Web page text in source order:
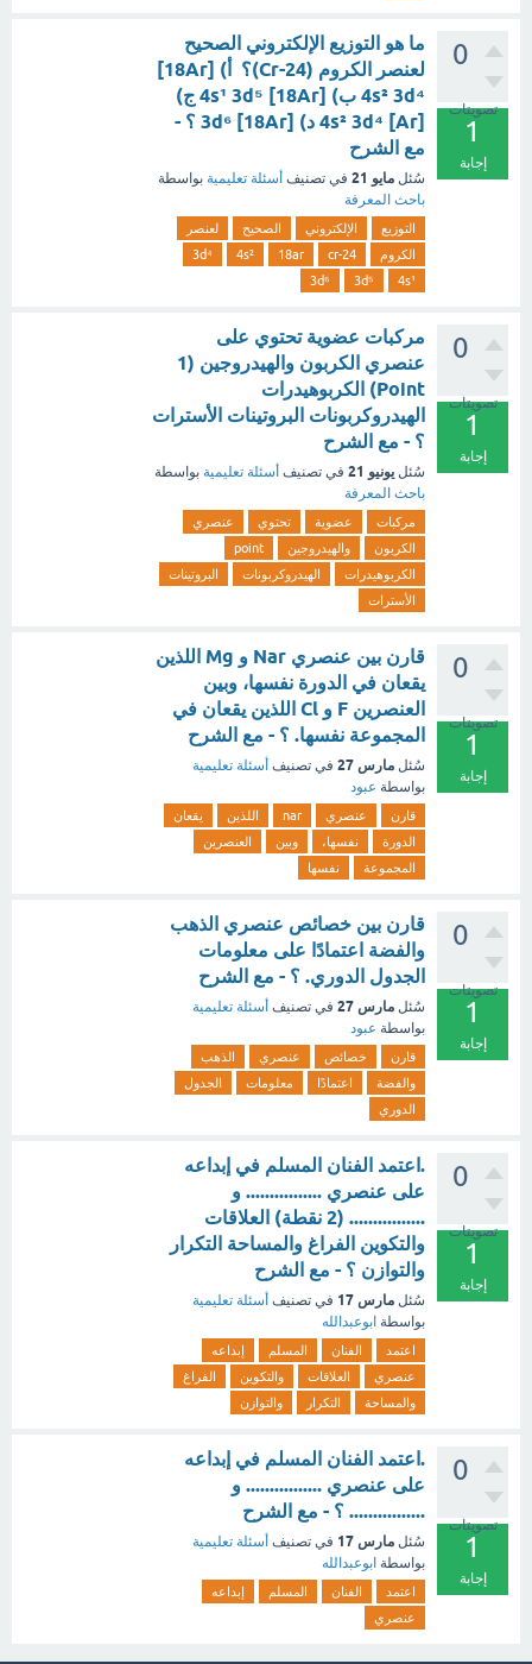
0
تصويتات
1
إجابة
ما هو التوزيع الإلكتروني الصحيح
لعنصر الكروم (Cr-24)؟ أ) [18Ar]
4s² 3d⁴ ب) [18Ar] 4s¹ 3d⁵ ج)
[Ar] 4s² 3d⁴ د) [18Ar] 3d⁶ ؟ -
مع الشرح
سُئل مايو 21 في تصنيف أسئلة تعليمية بواسطة
باحث المعرفة
التوزيع الإلكتروني الصحيح
لعنصر
الكروم
cr-24
18ar
4s²
3d⁴
4s¹
3d⁵
3d⁶
0
تصويتات
1
إجابة
مركبات عضوية تحتوي على
عنصري الكربون والهيدروجين (1
Point) الكربوهيدرات
الهيدروكربونات البروتينات الأسترات
؟ - مع الشرح
سُئل يونيو 21 في تصنيف أسئلة تعليمية بواسطة
باحث المعرفة
مركبات عضوية تحتوي
عنصري
الكربون
والهيدروجين
point
الكربوهيدرات
الهيدروكربونات
البروتينات
الأسترات
0
تصويتات
1
إجابة
قارن بين عنصري Nar و Mg اللذين
يقعان في الدورة نفسها، وبين
العنصرين F و Cl اللذين يقعان في
المجموعة نفسها. ؟ - مع الشرح
سُئل مارس 27 في تصنيف أسئلة تعليمية
بواسطة عبود
قارن عنصري nar اللذين
يقعان
الدورة
نفسها، وبين
العنصرين
المجموعة
نفسها
0
تصويتات
1
إجابة
قارن بين خصائص عنصري الذهب
والفضة اعتمادًا على معلومات
الجدول الدوري. ؟ - مع الشرح
سُئل مارس 27 في تصنيف أسئلة تعليمية
بواسطة عبود
قارن خصائص عنصري
الذهب
والفضة
اعتمادًا معلومات
الجدول
الدوري
0
تصويتات
1
إجابة
.اعتمد الفنان المسلم في إبداعه
على عنصري ................ و
................ (2 نقطة) العلاقات
والتكوين الفراغ والمساحة التكرار
والتوازن ؟ - مع الشرح
سُئل مارس 17 في تصنيف أسئلة تعليمية
بواسطة ابوعبدالله
اعتمد الفنان المسلم
إبداعه
عنصري
العلاقات والتكوين
الفراغ
والمساحة
التكرار والتوازن
0
تصويتات
1
إجابة
.اعتمد الفنان المسلم في إبداعه
على عنصري ................ و
................ ؟ - مع الشرح
سُئل مارس 17 في تصنيف أسئلة تعليمية
بواسطة ابوعبدالله
اعتمد الفنان المسلم
إبداعه
عنصري